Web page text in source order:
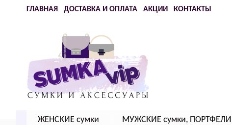
ГЛАВНАЯ ДОСТАВКА И ОПЛАТА АКЦИИ КОНТАКТЫ
ЖЕНСКИЕ сумки МУЖСКИЕ сумки, ПОРТФЕЛИ